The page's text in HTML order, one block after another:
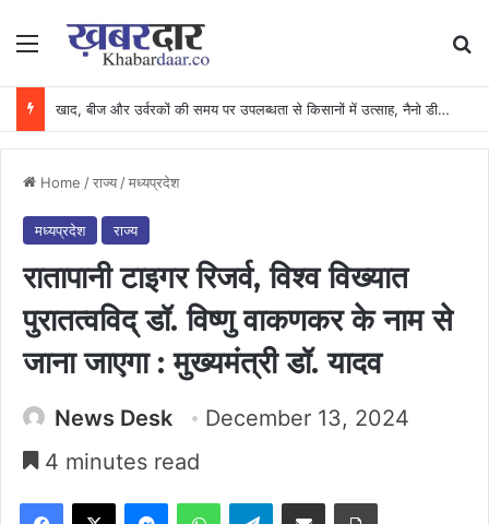
Menu
खाद, बीज और उर्वरकों की समय पर उपलब्धता से किसानों में उत्साह, नैनो डीएपी और नैनो यूरिया बने किसानों के भरोसेमंद कृषि साथी…..
Home /राज्य /मध्यप्रदेश
मध्यप्रदेश राज्य
रातापानी टाइगर रिजर्व, विश्व विख्यात
पुरातत्वविद् डॉ. विष्णु वाकणकर के नाम से
जाना जाएगा : मुख्यमंत्री डॉ. यादव
News Desk
December 13, 2024
4 minutes read
Facebook
X MessengerWhatsAppTelegramShare via Email Print